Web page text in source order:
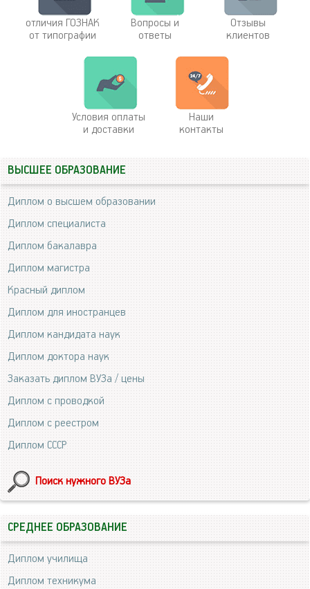
отличия ГОЗНАК
от типографии
Вопросы и
ответы
Отзывы
клиентов
Условия оплаты
и доставки
Наши
контакты
ВЫСШЕЕ ОБРАЗОВАНИЕ
Диплом о высшем образовании
Диплом специалиста
Диплом бакалавра
Диплом магистра
Красный диплом
Диплом для иностранцев
Диплом кандидата наук
Диплом доктора наук
Заказать диплом ВУЗа / цены
Диплом с проводкой
Диплом с реестром
Диплом СССР
Поиск нужного ВУЗа
СРЕДНЕЕ ОБРАЗОВАНИЕ
Диплом училища
Диплом техникума